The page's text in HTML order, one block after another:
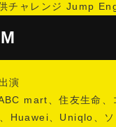
チャレンジ Jump
演
mart、住友生命、
Huawei、Uniqlo、ソ